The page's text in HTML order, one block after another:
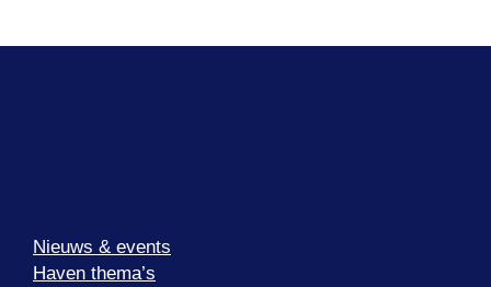
Nieuws & events
Haven thema’s